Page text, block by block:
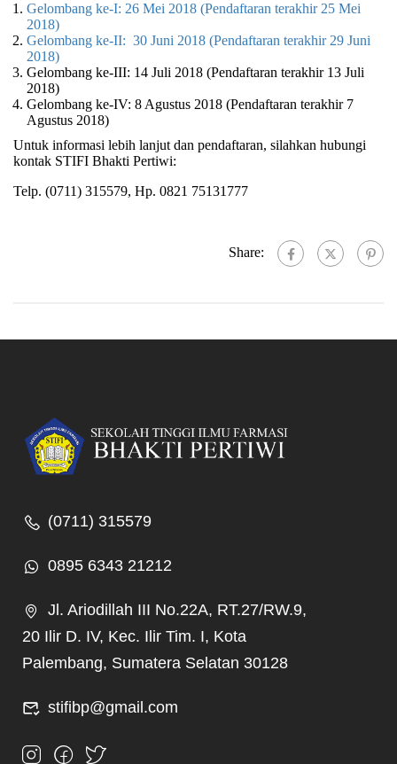
Gelombang ke-I: 26 Mei 2018 (Pendaftaran terakhir 25 Mei
2018)
Gelombang ke-II: 30 Juni 2018 (Pendaftaran terakhir 29 Juni
2018)
Gelombang ke-III: 14 Juli 2018 (Pendaftaran terakhir 13 Juli
2018)
Gelombang ke-IV: 8 Agustus 2018 (Pendaftaran terakhir 7
Agustus 2018)
Untuk informasi lebih lanjut dan pendaftaran, silahkan hubungi
kontak STIFI Bhakti Pertiwi:
Telp. (0711) 315579, Hp. 0821 75131777
Share:
(0711) 315579
0895 6343 21212
Jl. Ariodillah III No.22A, RT.27/RW.9,
20 Ilir D. IV, Kec. Ilir Tim. I, Kota
Palembang, Sumatera Selatan 30128
stifibp@gmail.com